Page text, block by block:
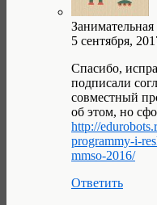
5 сентября,
Спасибо,
подписали
совместный
об этом, но
http://
programmy-i-
mmso-2016/
Ответить